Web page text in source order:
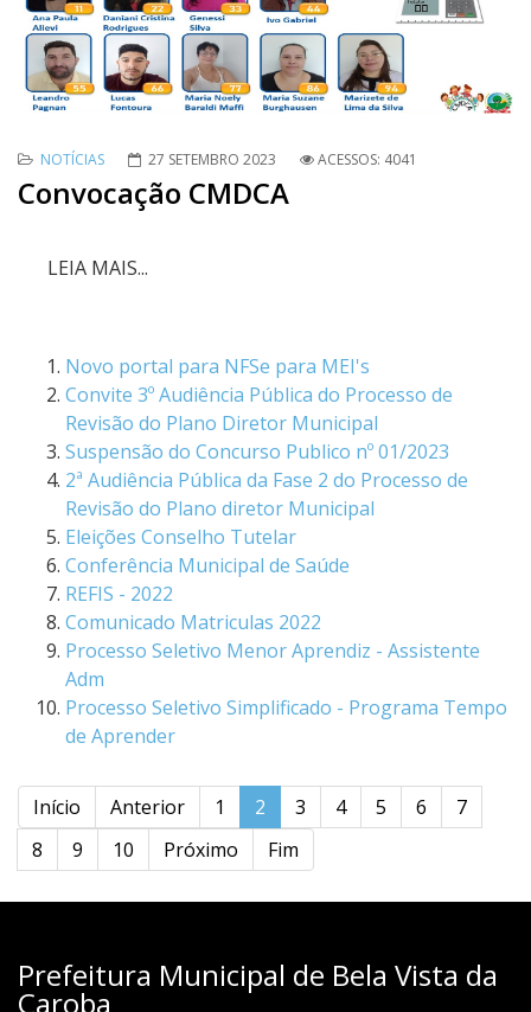
NOTÍCIAS 27 SETEMBRO 2023 ACESSOS: 4041
Convocação CMDCA
LEIA MAIS...
Novo portal para NFSe para MEI's
Convite 3º Audiência Pública do Processo de
Revisão do Plano Diretor Municipal
Suspensão do Concurso Publico nº 01/2023
2ª Audiência Pública da Fase 2 do Processo de
Revisão do Plano diretor Municipal
Eleições Conselho Tutelar
Conferência Municipal de Saúde
REFIS - 2022
Comunicado Matriculas 2022
Processo Seletivo Menor Aprendiz - Assistente
Adm
Processo Seletivo Simplificado - Programa Tempo
de Aprender
Início Anterior 1 2 3 4 5 6
7
8
9 10 Próximo Fim
Prefeitura Municipal de Bela Vista da
Caroba